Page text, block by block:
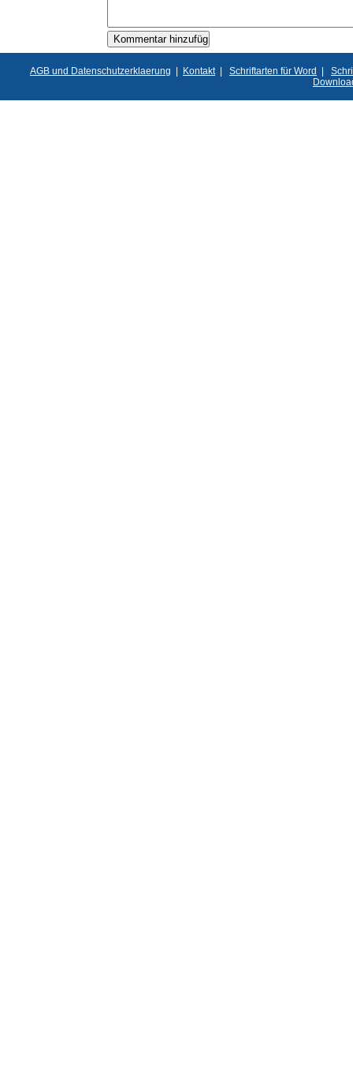
AGB und Datenschutzerklaerung | Kontakt| Schriftarten für Word |